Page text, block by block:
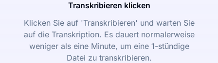
Transkribieren klicken
Klicken Sie auf 'Transkribieren' und warten Sie
auf die Transkription. Es dauert normalerweise
weniger als eine Minute, um eine 1-stündige
Datei zu transkribieren.